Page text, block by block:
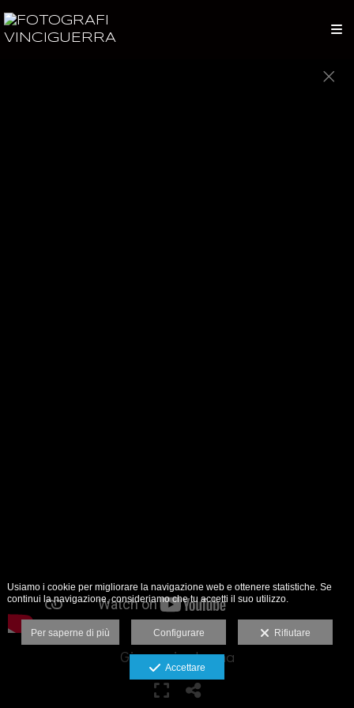
Giovanni e Luana
Usiamo i cookie per migliorare la navigazione web e ottenere statistiche. Se
continui la navigazione, consideriamo che tu accetti il suo utilizzo.
Per saperne di più Configurare Rifiutare
Accettare